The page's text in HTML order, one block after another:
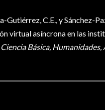
Gutiérrez, C.E., y Sánchez-
virtual asíncrona en las
Básica,